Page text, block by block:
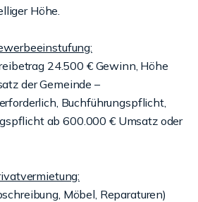
Höhe.
24.500 € Gewinn, Höhe
der Gemeinde –
Buchführungspflicht,
ab 600.000 € Umsatz oder
Möbel, Reparaturen)